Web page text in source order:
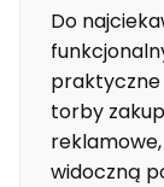
Do
praktyczne
torby
widoczną